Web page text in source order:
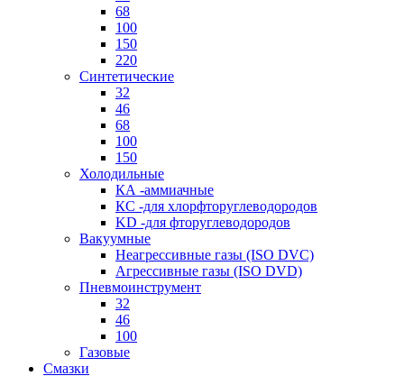
68
100
150
220
Синтетические
32
46
68
100
150
Холодильные
КА -аммиачные
КС -для хлорфторуглеводородов
KD -для фторуглеводородов
Вакуумные
Неагрессивные газы (ISO DVC)
Агрессивные газы (ISO DVD)
Пневмоинструмент
32
46
100
Газовые
Смазки